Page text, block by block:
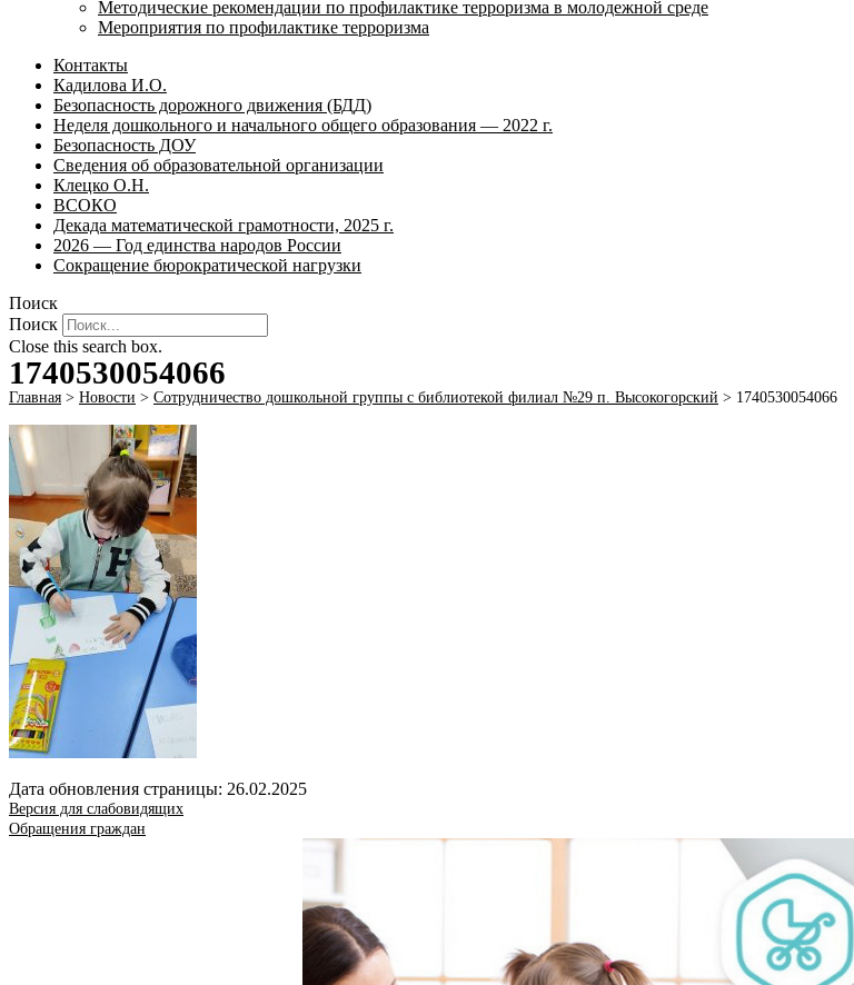
Методические рекомендации по профилактике терроризма в молодежной среде
Мероприятия по профилактике терроризма
Контакты
Кадилова И.О.
Безопасность дорожного движения (БДД)
Неделя дошкольного и начального общего образования — 2022 г.
Безопасность ДОУ
Сведения об образовательной организации
Клецко О.Н.
ВСОКО
Декада математической грамотности, 2025 г.
2026 — Год единства народов России
Сокращение бюрократической нагрузки
Поиск
Поиск
Close this search box.
1740530054066
Главная > Новости > Сотрудничество дошкольной группы с библиотекой филиал №29 п. Высокогорский > 1740530054066
Дата обновления страницы: 26.02.2025
Версия для слабовидящих
Обращения граждан